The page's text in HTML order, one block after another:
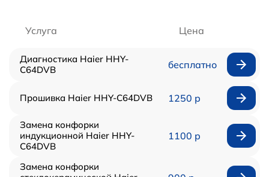
Услуга Цена
Диагностика Haier HHY-
C64DVB
бесплатно
Прошивка Haier HHY-C64DVB 1250 р
Замена конфорки
индукционной Haier HHY-
C64DVB
1100 р
Замена конфорки